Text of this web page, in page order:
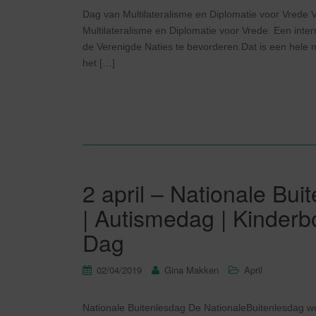
Dag van Multilateralisme en Diplomatie voor Vrede
Multilateralisme en Diplomatie voor Vrede. Een
de Verenigde Naties te bevorderen.Dat is een hele
het […]
2 april – Nationale
| Autismedag |
Dag
02/04/2019 Gina Makken April
Nationale Buitenlesdag De NationaleBuitenlesdag